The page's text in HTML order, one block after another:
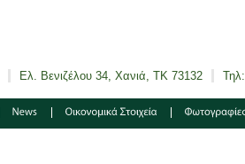
Ελ. Βενιζέλου 34, Χανιά, ΤΚ 73132